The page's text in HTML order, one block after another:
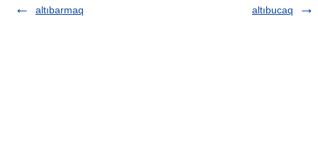
altıbarmaq
altıbucaq